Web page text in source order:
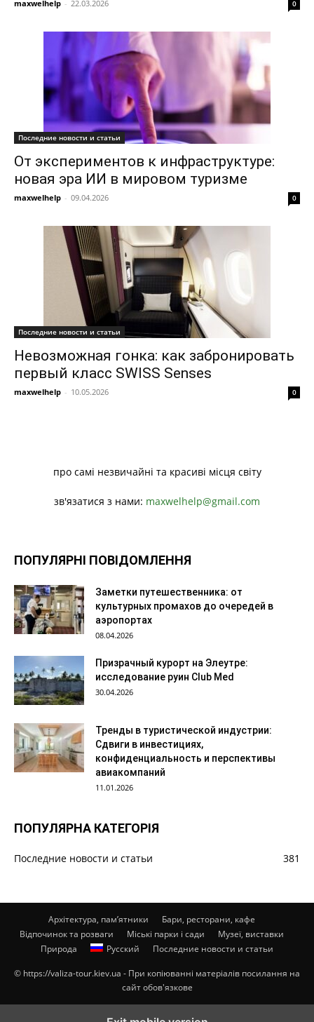
maxwelhelp - 22.03.2026 0
Последние новости и статьи
От экспериментов к инфраструктуре:
новая эра ИИ в мировом туризме
maxwelhelp - 09.04.2026 0
Последние новости и статьи
Невозможная гонка: как забронировать
первый класс SWISS Senses
maxwelhelp - 10.05.2026 0
про самі незвичайні та красиві місця світу
зв'язатися з нами: maxwelhelp@gmail.com
ПОПУЛЯРНІ ПОВІДОМЛЕННЯ
Заметки путешественника: от
культурных промахов до очередей в
аэропортах
08.04.2026
Призрачный курорт на Элеутре:
исследование руин Club Med
30.04.2026
Тренды в туристической индустрии:
Сдвиги в инвестициях,
конфиденциальность и перспективы
авиакомпаний
11.01.2026
ПОПУЛЯРНА КАТЕГОРІЯ
Последние новости и статьи 381
Архітектура, пам’ятники
Бари, ресторани, кафе
Відпочинок та розваги
Міські парки і сади
Музеї, виставки
Природа
Русский Последние новости и статьи
© https://valiza-tour.kiev.ua - При копіюванні матеріалів посилання на
сайт обов'язкове